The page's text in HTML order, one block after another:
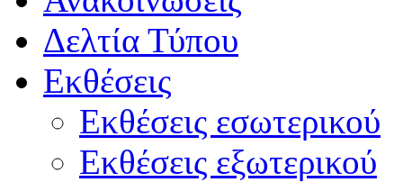
Δελτία Τύπου
Εκθέσεις
Εκθέσεις εσωτερικού
Εκθέσεις εξωτερικού